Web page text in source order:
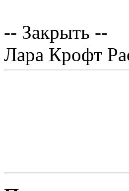
-- Закрыть --
Лара Крофт